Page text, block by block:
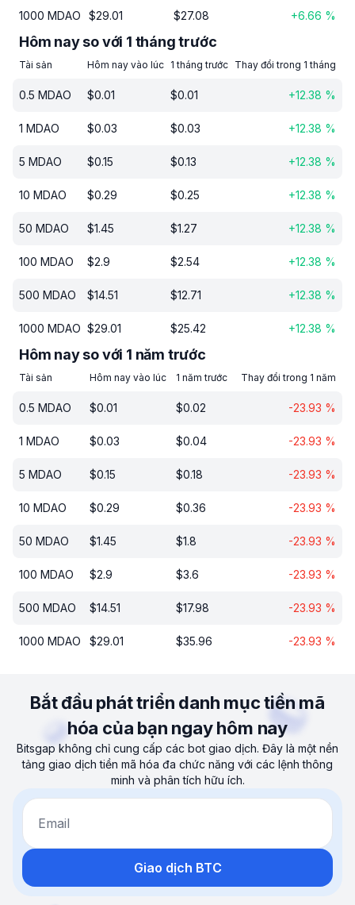
1000 MDAO $29.01 $27.08 +6.66 %
Hôm nay so với 1 tháng trước
Tài sản Hôm nay vào lúc 1 tháng trước Thay đổi trong 1 tháng
0.5 MDAO $0.01 $0.01 +12.38 %
1 MDAO $0.03 $0.03 +12.38 %
5 MDAO $0.15 $0.13 +12.38 %
10 MDAO $0.29 $0.25 +12.38 %
50 MDAO $1.45 $1.27 +12.38 %
100 MDAO $2.9 $2.54 +12.38 %
500 MDAO $14.51 $12.71 +12.38 %
1000 MDAO $29.01 $25.42 +12.38 %
Hôm nay so với 1 năm trước
Tài sản Hôm nay vào lúc 1 năm trước Thay đổi trong 1 năm
0.5 MDAO $0.01 $0.02 -23.93 %
1 MDAO $0.03 $0.04 -23.93 %
5 MDAO $0.15 $0.18 -23.93 %
10 MDAO $0.29 $0.36 -23.93 %
50 MDAO $1.45 $1.8 -23.93 %
100 MDAO $2.9 $3.6 -23.93 %
500 MDAO $14.51 $17.98 -23.93 %
1000 MDAO $29.01 $35.96 -23.93 %
Bắt đầu phát triển danh mục tiền mã
hóa của bạn ngay hôm nay
Bitsgap không chỉ cung cấp các bot giao dịch. Đây là một nền
tảng giao dịch tiền mã hóa đa chức năng với các lệnh thông
minh và phân tích hữu ích.
Email
Giao dịch BTC